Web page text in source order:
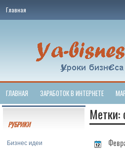
Главная
ГЛАВНАЯ ЗАРАБОТОК В ИНТЕРНЕТЕ
РУБРИКИ
Бизнес идеи
Метки: